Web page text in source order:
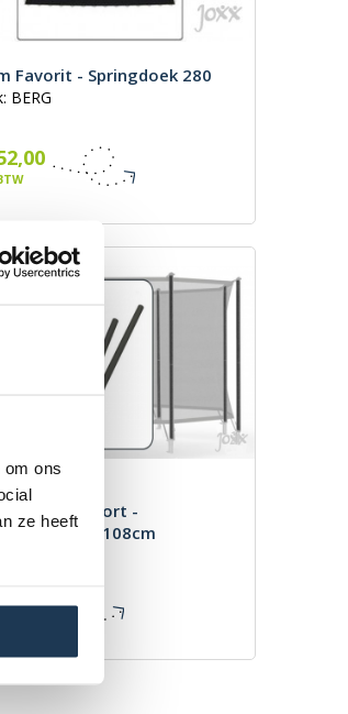
ons
ze heeft
Favorit - Springdoek 280
BERG
Net Comfort -
87+108cm